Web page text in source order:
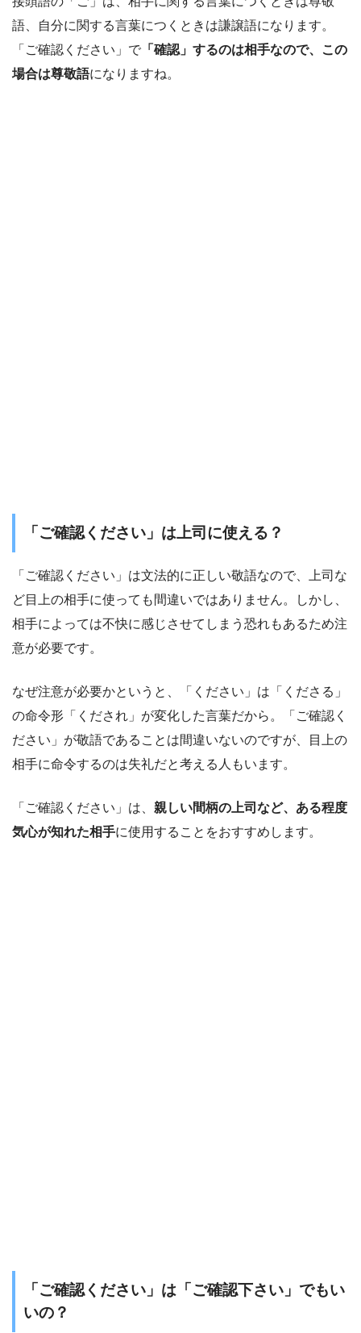
語、自分に関する言葉につくときは謙譲語になります。
「ご確認ください」で 「確認」するのは相手なので、この
場合は尊敬語になりますね。
「ご確認ください」は上司に使える？
「ご確認ください」は文法的に正しい敬語なので、上司な
ど目上の相手に使っても間違いではありません。しかし、
相手によっては不快に感じさせてしまう恐れもあるため注
意が必要です。
なぜ注意が必要かというと、「ください」は「くださる」
の命令形「くだされ」が変化した言葉だから。「ご確認く
ださい」が敬語であることは間違いないのですが、目上の
相手に命令するのは失礼だと考える人もいます。
「ご確認ください」は、 親しい間柄の上司など、ある程度
気心が知れた相手に使用することをおすすめします。
「ご確認ください」は「ご確認下さい」でもい
いの？